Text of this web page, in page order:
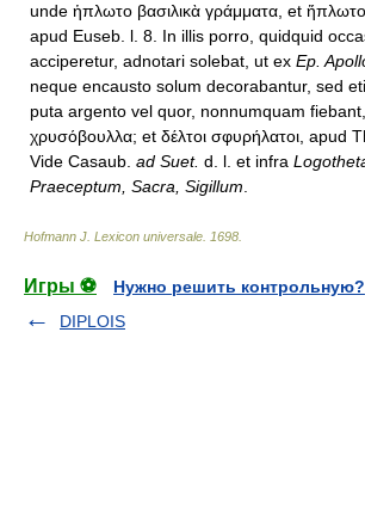
unde ἡπλωτο βασιλικὰ γράμματα, et ἥπλωτο
apud Euseb. l. 8. In illis porro, quidquid
acciperetur, adnotari solebat, ut ex Ep.
neque encausto solum decorabantur, sed
puta argento vel quor, nonnumquam
χρυσόβουλλα; et δέλτοι σφυρήλατοι, apud
Vide Casaub. ad Suet. d. l. et infra
Praeceptum, Sacra, Sigillum
Hofmann J. Lexicon universale 1698
Игры ⚽
Нужно решить контрольную?
DIPLOIS